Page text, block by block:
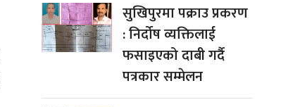
सुखिपुरमा पक्राउ प्रकरण
: निर्दोष व्यक्तिलाई
फसाइएको दाबी गर्दै
पत्रकार सम्मेलन